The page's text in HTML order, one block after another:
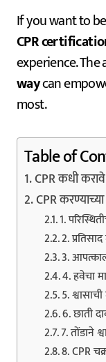
If you want to
CPR
experience.
waycan
most.
Table of
CPR कधी
CPR करण्याच्या
1.
2.
3.
4. हवेचा
5.
6. छाती
7. तोंडाने
8. CPR